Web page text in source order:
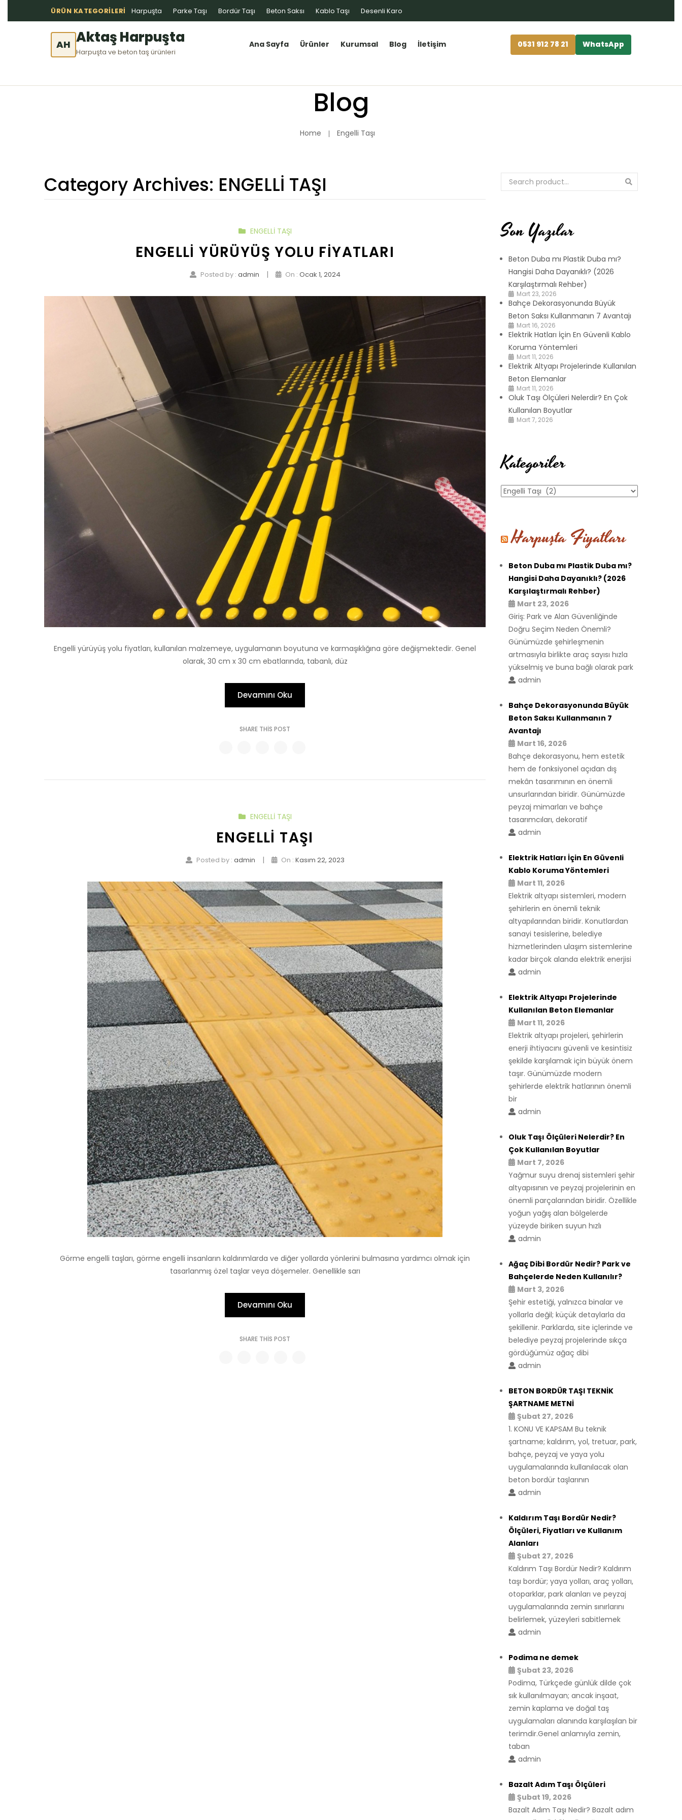
ÜRÜN KATEGORILERI Harpuşta Parke Taşı Bordür Taşı Beton Saksı Kablo Taşı Desenli Karo
AH Aktaş Harpuşta
Harpuşta ve beton taş ürünleri
Ana Sayfa Ürünler Kurumsal Blog İletişim 0531 912 78 21 WhatsApp
Blog
Home Engelli Taşı
Category Archives: ENGELLI TAŞI
ENGELLI TAŞI
ENGELLI YÜRÜYÜŞ YOLU FIYATLARI
Posted by : admin | On : Ocak 1, 2024
Engelli yürüyüş yolu fiyatları, kullanılan malzemeye, uygulamanın boyutuna ve karmaşıklığına göre değişmektedir. Genel
olarak, 30 cm x 30 cm ebatlarında, tabanlı, düz
Devamını Oku
SHARE THIS POST
ENGELLI TAŞI
ENGELLI TAŞI
Posted by : admin | On : Kasım 22, 2023
Görme engelli taşları, görme engelli insanların kaldırımlarda ve diğer yollarda yönlerini bulmasına yardımcı olmak için
tasarlanmış özel taşlar veya döşemeler. Genellikle sarı
Devamını Oku
SHARE THIS POST
Son Yazılar
Beton Duba mı Plastik Duba mı?
Hangisi Daha Dayanıklı? (2026
Karşılaştırmalı Rehber)
Mart 23, 2026
Bahçe Dekorasyonunda Büyük
Beton Saksı Kullanmanın 7 Avantajı
Mart 16, 2026
Elektrik Hatları İçin En Güvenli Kablo
Koruma Yöntemleri
Mart 11, 2026
Elektrik Altyapı Projelerinde Kullanılan
Beton Elemanlar
Mart 11, 2026
Oluk Taşı Ölçüleri Nelerdir? En Çok
Kullanılan Boyutlar
Mart 7, 2026
Kategoriler
Kategoriler
Harpuşta Fiyatları
Beton Duba mı Plastik Duba mı?
Hangisi Daha Dayanıklı? (2026
Karşılaştırmalı Rehber)
Mart 23, 2026
Giriş: Park ve Alan Güvenliğinde
Doğru Seçim Neden Önemli?
Günümüzde şehirleşmenin
artmasıyla birlikte araç sayısı hızla
yükselmiş ve buna bağlı olarak park
admin
Bahçe Dekorasyonunda Büyük
Beton Saksı Kullanmanın 7
Avantajı
Mart 16, 2026
Bahçe dekorasyonu, hem estetik
hem de fonksiyonel açıdan dış
mekân tasarımının en önemli
unsurlarından biridir. Günümüzde
peyzaj mimarları ve bahçe
tasarımcıları, dekoratif
admin
Elektrik Hatları İçin En Güvenli
Kablo Koruma Yöntemleri
Mart 11, 2026
Elektrik altyapı sistemleri, modern
şehirlerin en önemli teknik
altyapılarından biridir. Konutlardan
sanayi tesislerine, belediye
hizmetlerinden ulaşım sistemlerine
kadar birçok alanda elektrik enerjisi
admin
Elektrik Altyapı Projelerinde
Kullanılan Beton Elemanlar
Mart 11, 2026
Elektrik altyapı projeleri, şehirlerin
enerji ihtiyacını güvenli ve kesintisiz
şekilde karşılamak için büyük önem
taşır. Günümüzde modern
şehirlerde elektrik hatlarının önemli
bir
admin
Oluk Taşı Ölçüleri Nelerdir? En
Çok Kullanılan Boyutlar
Mart 7, 2026
Yağmur suyu drenaj sistemleri şehir
altyapısının ve peyzaj projelerinin en
önemli parçalarından biridir. Özellikle
yoğun yağış alan bölgelerde
yüzeyde biriken suyun hızlı
admin
Ağaç Dibi Bordür Nedir? Park ve
Bahçelerde Neden Kullanılır?
Mart 3, 2026
Şehir estetiği, yalnızca binalar ve
yollarla değil; küçük detaylarla da
şekillenir. Parklarda, site içlerinde ve
belediye peyzaj projelerinde sıkça
gördüğümüz ağaç dibi
admin
BETON BORDÜR TAŞI TEKNİK
ŞARTNAME METNİ
Şubat 27, 2026
1. KONU VE KAPSAM Bu teknik
şartname; kaldırım, yol, tretuar, park,
bahçe, peyzaj ve yaya yolu
uygulamalarında kullanılacak olan
beton bordür taşlarının
admin
Kaldırım Taşı Bordür Nedir?
Ölçüleri, Fiyatları ve Kullanım
Alanları
Şubat 27, 2026
Kaldırım Taşı Bordür Nedir? Kaldırım
taşı bordür; yaya yolları, araç yolları,
otoparklar, park alanları ve peyzaj
uygulamalarında zemin sınırlarını
belirlemek, yüzeyleri sabitlemek
admin
Podima ne demek
Şubat 23, 2026
Podima, Türkçede günlük dilde çok
sık kullanılmayan; ancak inşaat,
zemin kaplama ve doğal taş
uygulamaları alanında karşılaşılan bir
terimdir.Genel anlamıyla zemin,
taban
admin
Bazalt Adım Taşı Ölçüleri
Şubat 19, 2026
Bazalt Adım Taşı Nedir? Bazalt adım